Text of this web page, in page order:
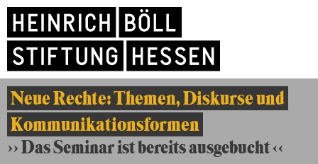
Neue Rechte: Themen, Diskurse und
Kommunikationsformen
>> Das Seminar ist bereits ausgebucht <<